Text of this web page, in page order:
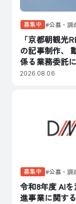
募集中 公募・調
「京都朝観光
の記事制作、
係る業務委託
2026.08.06
募集中 公募・調
令和8年度 AI
進事業に関す